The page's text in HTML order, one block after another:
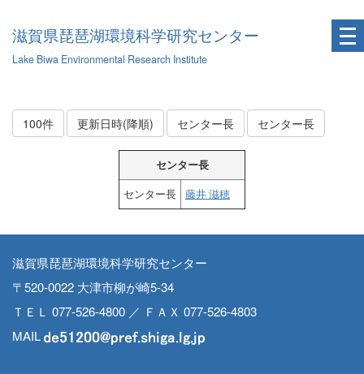
滋賀県琵琶湖環境科学研究センター
Lake Biwa Environmental Research Institute
100件 更新日時(降順) センター長 センター長
センター長
センター長
藤井 滋穂
滋賀県琵琶湖環境科学研究センター
〒520-0022 大津市柳が崎5-34
ＴＥＬ 077-526-4800 ／ ＦＡＸ 077-526-4803
MAIL